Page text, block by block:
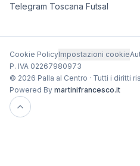
Telegram Toscana Futsal
Cookie PolicyImpostazioni cookie
P. IVA 02267980973
© 2026 Palla al Centro · Tutti i diritti
Powered By martinifrancesco.it